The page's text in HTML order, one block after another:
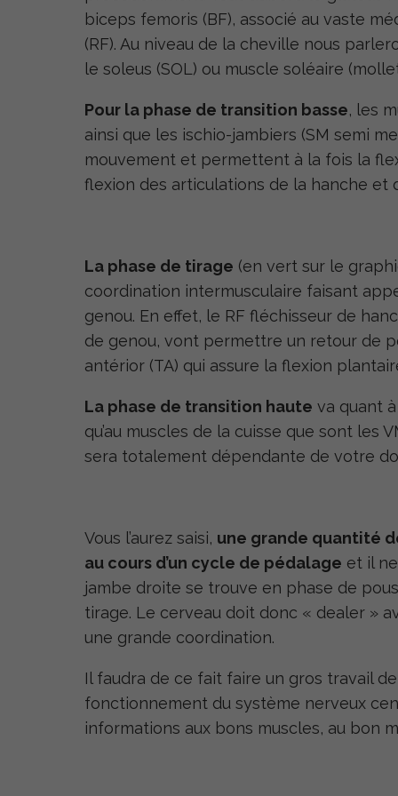
biceps femoris (BF), associé au vaste
(RF). Au niveau de la cheville nous
le soleus (SOL) ou muscle soléaire
Pour la phase de transition basse, les
ainsi que les ischio-jambiers (SM semi
mouvement et permettent à la fois la
flexion des articulations de la hanche et
La phase de tirage (en vert sur le
coordination intermusculaire faisant
genou. En effet, le RF fléchisseur de
de genou, vont permettre un retour de
antérior (TA) qui assure la flexion
La phase de transition haute va quant
qu’au muscles de la cuisse que sont les
sera totalement dépendante de votre
Vous l’aurez saisi, une grande quantité
au cours d’un cycle de pédalage et il
jambe droite se trouve en phase de
tirage. Le cerveau doit donc « dealer »
une grande coordination.
Il faudra de ce fait faire un gros travail
fonctionnement du système nerveux
informations aux bons muscles, au bon